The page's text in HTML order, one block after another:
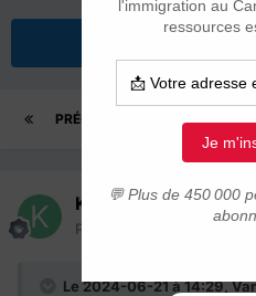
PRÉCÉDENT
Kbrsd
Posté(e)
Le 2024-06-21 à 14:29,